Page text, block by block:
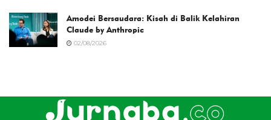
Amodei Bersaudara: Kisah di Balik Kelahiran
Claude by Anthropic
02/08/2026